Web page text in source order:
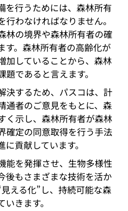
を行うためには、森林所有
わなければなりません。
林の境界や森林所有者の確
す。森林所有者の高齢化が
加していることから、森林
であると言えます。
決するため、パスコは、計
通者のご意見をもとに、森
く示し、森林所有者が森林
確定の同意取得を行う手法
貢献しています。
能を発揮させ、生物多様性
後もさまざまな技術を活か
える化”し、持続可能な森
きます。